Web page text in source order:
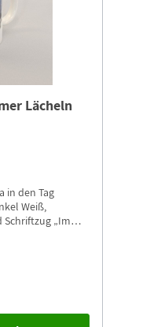
Lächeln
in den Tag
Weiß,
„Immer